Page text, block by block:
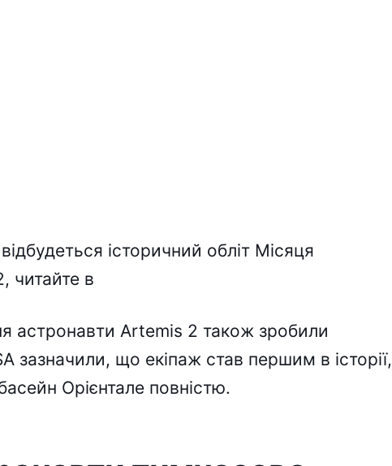
історичний обліт Місяця
читайте в
астронавти Artemis 2 також зробили
зазначили, що екіпаж став першим в історії,
Орієнтале повністю.